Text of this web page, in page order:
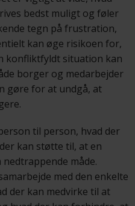
bedst muligt og føler
tegn på frustration,
kan øge risikoen for,
konfliktfyldt situation kan
borger og medarbejder
gøre for at undgå, at
til person, hvad der
kan støtte til, at en
måde.
med den enkelte
der kan medvirke til at